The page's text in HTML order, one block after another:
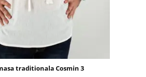
traditionala Cosmin 3